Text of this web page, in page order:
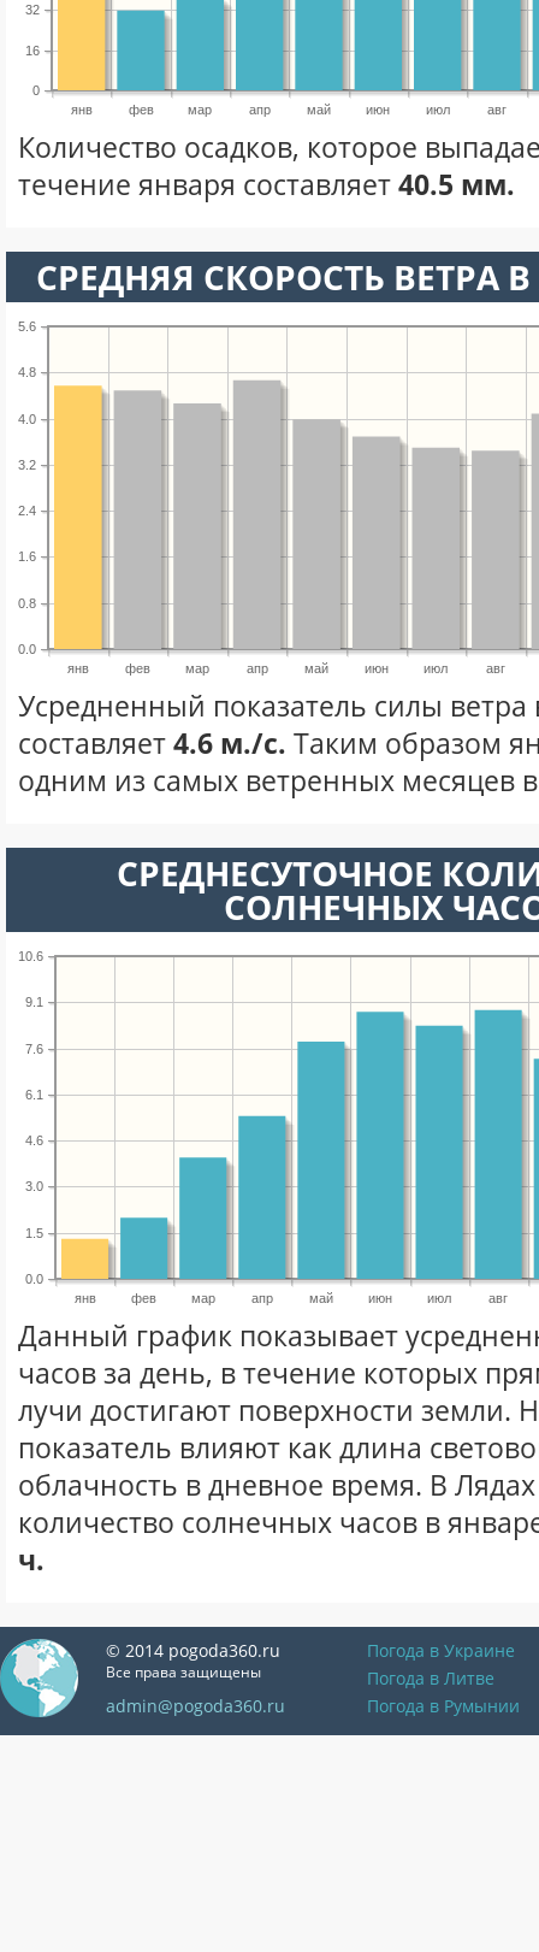
янв фев мар апр май июн июл авг
0
16
32
Количество осадков, которое
течение января составляет40.5 мм.
СРЕДНЯЯ СКОРОСТЬ ВЕТРА
янв фев мар апр май июн июл авг
0.0
0.8
1.6
2.4
3.2
4.0
4.8
5.6
Усредненный показатель силы ветра
составляет4.6 м./с. Таким образом
одним из самых ветренных месяцев в
СРЕДНЕСУТОЧНОЕ
СОЛНЕЧНЫХ
янв фев мар апр май июн июл авг
0.0
1.5
3.0
4.6
6.1
7.6
9.1
10.6
Данный график показывает
часов за день, в течение которых
лучи достигают поверхности земли.
показатель влияют как длина
облачность в дневное время. В
количество солнечных часов в
ч.
© 2014 pogoda360.ru
Все права защищены
admin@pogoda360.ru
Погода в Украине
Погода в Литве
Погода в Румынии